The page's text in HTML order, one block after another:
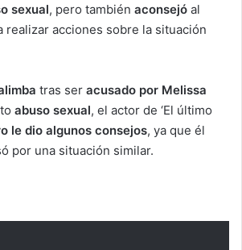
sexual, pero también aconsejó al
realizar acciones sobre la situación
tras ser acusado por Melissa
abuso sexual, el actor de ‘El último
le dio algunos consejos, ya que él
por una situación similar.